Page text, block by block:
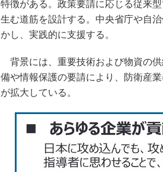
特徴がある。政策要請に応じる従来
生む道筋を設計する。中央省庁や自
かし、実践的に支援する。
背景には、重要技術および物資の
備や情報保護の要請により、防衛産
が拡大している。